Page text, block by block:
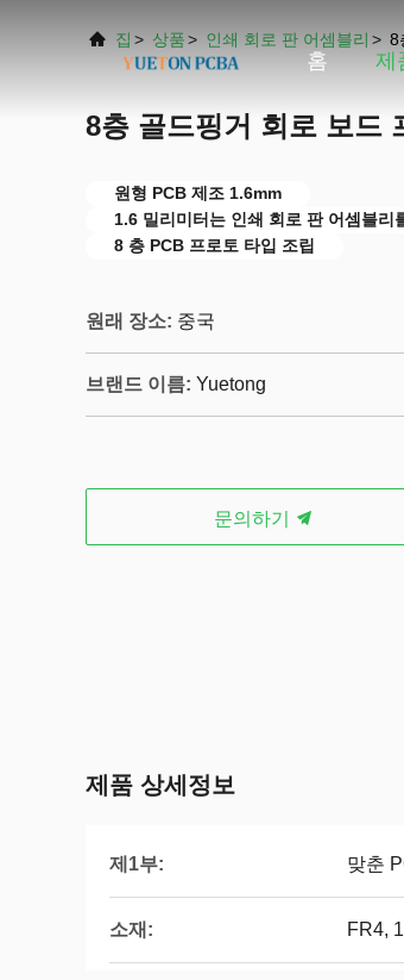
홈 제
집 > 상품> 인쇄 회로 판 어셈블리 > 8
8층 골드핑거 회로 보드
원형 PCB 제조 1.6mm
1.6 밀리미터는 인쇄 회로 판 어셈블리
8 층 PCB 프로토 타입 조립
원래 장소: 중국
브랜드 이름: Yuetong
문의하기
제품 상세정보
제1부: 맞춘
소재: FR4,